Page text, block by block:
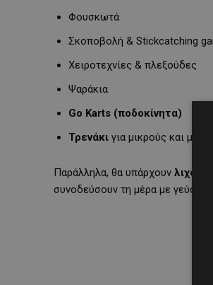
Φουσκωτά
Σκοποβολή & Stickcatching
Χειροτεχνίες & πλεξούδες
Ψαράκια
Go Karts (ποδοκίνητα)
Τρενάκι για μικρούς και
Παράλληλα, θα υπάρχουν
συνοδεύσουν τη μέρα με γεύση